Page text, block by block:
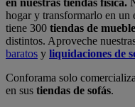
hogar y transformarlo en un
tiene 300 tiendas de
distintos. Aproveche
baratos y liquidaciones de
Conforama solo
en sus tiendas de sofás.